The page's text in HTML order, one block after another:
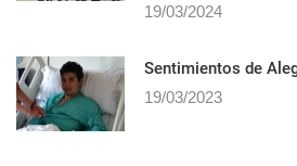
19/03/2024
Sentimientos de
19/03/2023